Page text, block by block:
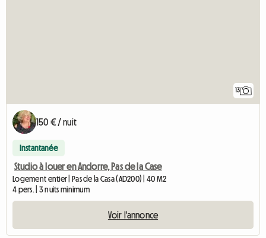
13
150 € / nuit
Instantanée
Studio à louer en Andorre, Pas de la Case
Logement entier | Pas de la Casa (AD200) | 40 M2
4 pers. | 3 nuits minimum
Voir l'annonce